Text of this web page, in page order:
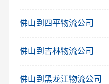
佛山到四平物流公司
佛山到吉林物流公司
佛山到黑龙江物流公司